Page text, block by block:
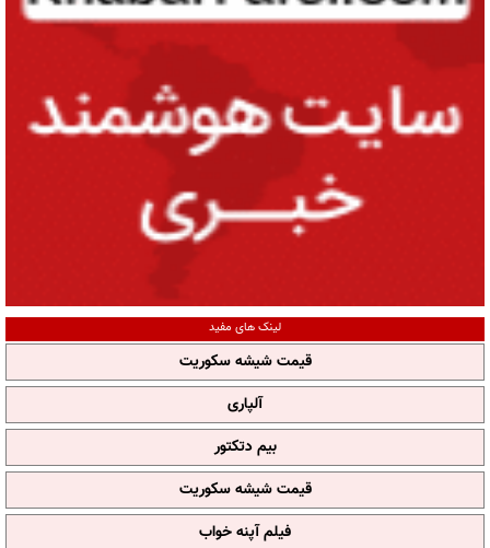
لینک های مفید
قیمت شیشه سکوریت
آلپاری
بیم دتکتور
قیمت شیشه سکوریت
فیلم آپنه خواب